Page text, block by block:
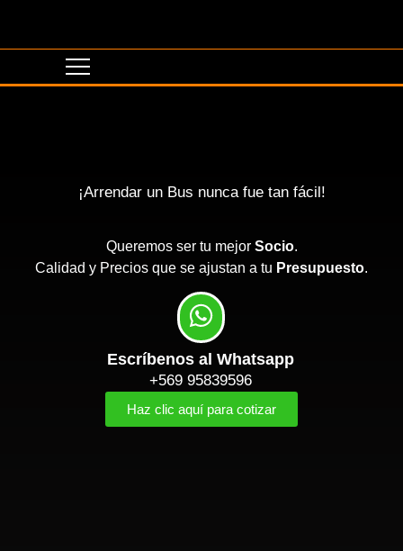
¡Arrendar un Bus nunca fue tan fácil!
Queremos ser tu mejor Socio.
Calidad y Precios que se ajustan a tu Presupuesto.
Escríbenos al Whatsapp
+569 95839596
Haz clic aquí para cotizar